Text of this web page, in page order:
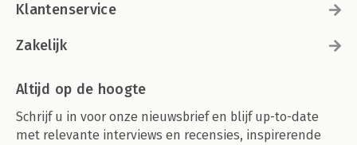
Klantenservice
Zakelijk
Altijd op de hoogte
Schrijf u in voor onze nieuwsbrief en blijf up-to-date
met relevante interviews en recensies, inspirerende